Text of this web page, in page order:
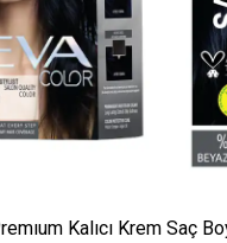
Kalıcı Krem Saç